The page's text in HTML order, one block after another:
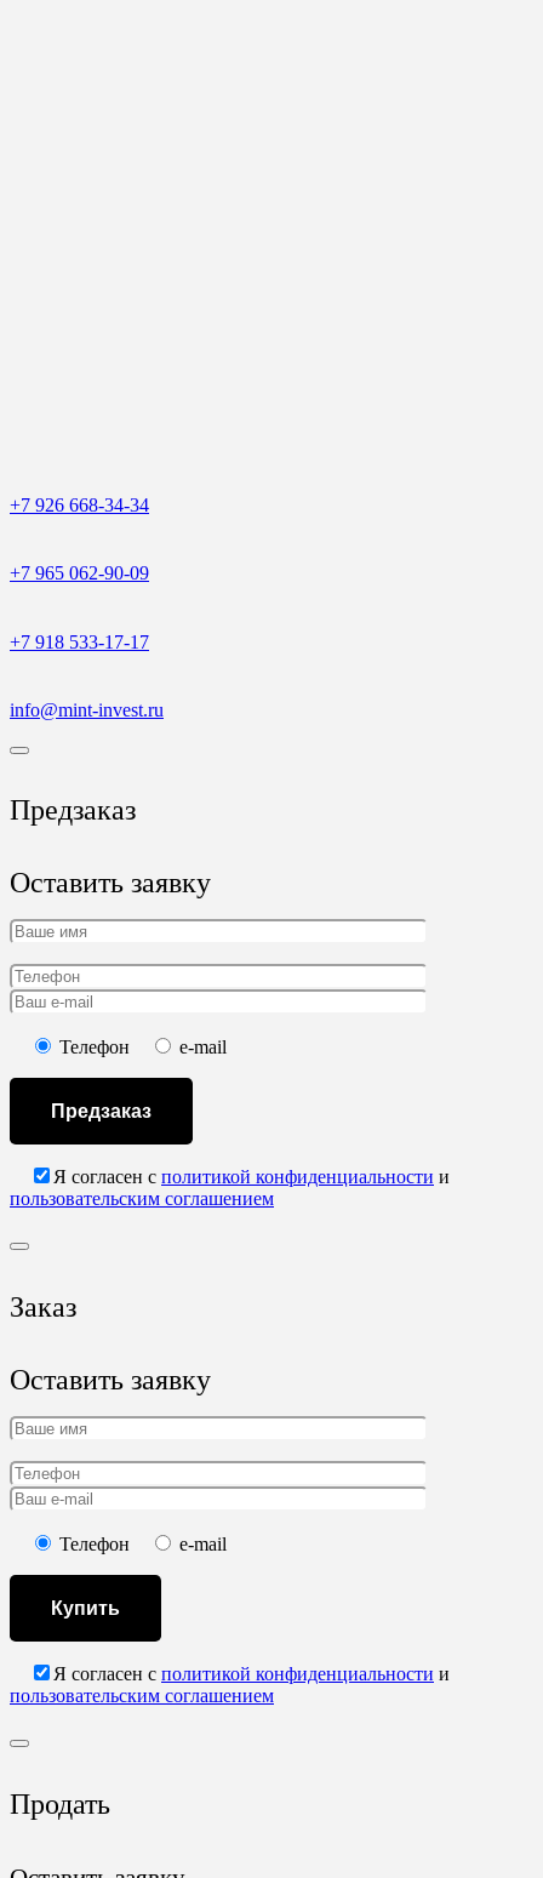
+7 926 668-34-34
+7 965 062-90-09
+7 918 533-17-17
info@mint-invest.ru
Предзаказ
Оставить заявку
Телефон e-mail
Предзаказ
Я согласен с политикой конфиденциальности и
пользовательским соглашением
Заказ
Оставить заявку
Телефон e-mail
Купить
Я согласен с политикой конфиденциальности и
пользовательским соглашением
Продать